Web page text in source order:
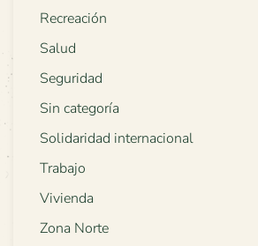
Recreación
Salud
Seguridad
Sin categoría
Solidaridad internacional
Trabajo
Vivienda
Zona Norte